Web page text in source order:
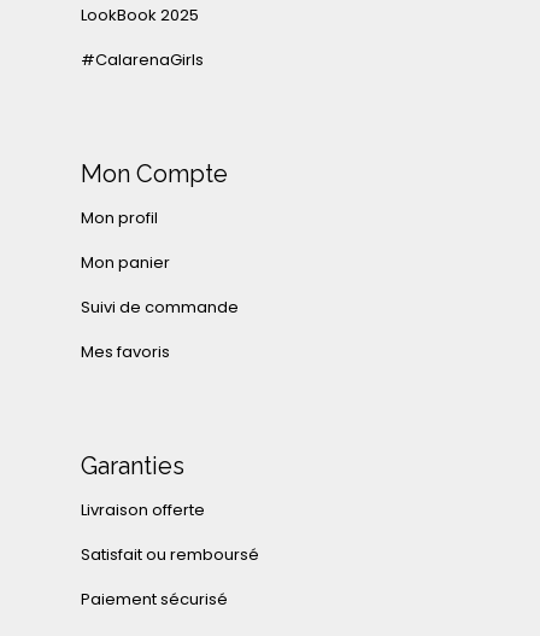
LookBook 2025
#CalarenaGirls
Mon Compte
Mon profil
Mon panier
Suivi de commande
Mes favoris
Garanties
Livraison offerte
Satisfait ou remboursé
Paiement sécurisé